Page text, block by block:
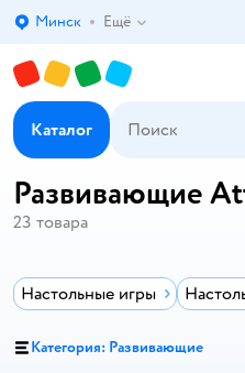
Выбор адреса доставки.
Минск Ещё
Каталог
Развивающие
23 товара
Настольные игры
Категория: Развивающие